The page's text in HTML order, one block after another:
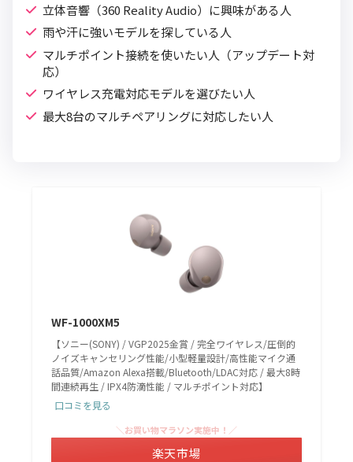
立体音響（360 Reality Audio）に興味がある人
雨や汗に強いモデルを探している人
マルチポイント接続を使いたい人（アップデート対
応）
ワイヤレス充電対応モデルを選びたい人
最大8台のマルチペアリングに対応したい人
WF-1000XM5
【ソニー(SONY) / VGP2025金賞 / 完全ワイヤレス/圧倒的
ノイズキャンセリング性能/小型軽量設計/高性能マイク通
話品質/Amazon Alexa搭載/Bluetooth/LDAC対応 / 最大8時
間連続再生 / IPX4防滴性能 / マルチポイント対応】
口コミを見る
＼お買い物マラソン実施中！／
楽天市場